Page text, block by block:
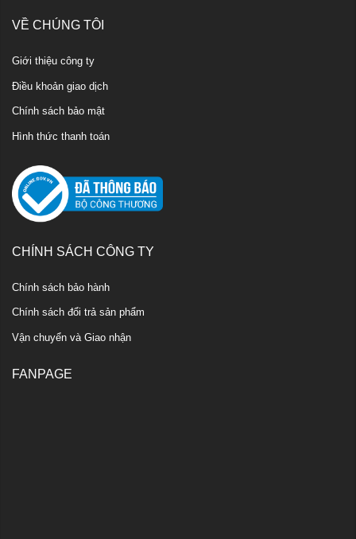
VỀ CHÚNG TÔI
Giới thiệu công ty
Điều khoản giao dịch
Chính sách bảo mật
Hình thức thanh toán
CHÍNH SÁCH CÔNG TY
Chính sách bảo hành
Chính sách đổi trả sản phẩm
Vận chuyển và Giao nhận
FANPAGE